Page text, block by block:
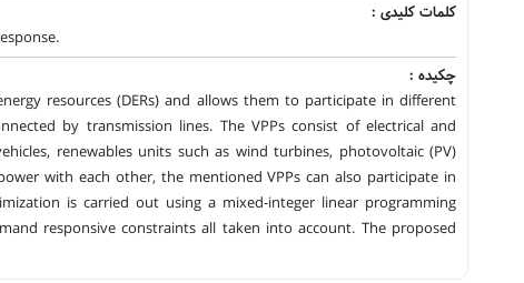
کلمات کلیدی :
چکیده :
resources (DERs) and allows them to participate in different
by transmission lines. The VPPs consist of electrical and
renewables units such as wind turbines, photovoltaic (PV)
with each other, the mentioned VPPs can also participate in
is carried out using a mixed-integer linear programming
responsive constraints all taken into account. The proposed